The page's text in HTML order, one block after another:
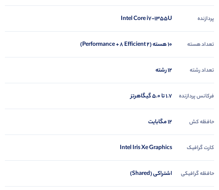
پردازنده Intel Core i7-1355U
تعداد هسته 10 هسته (2 Performance + 8 Efficient)
تعداد رشته 12 رشته
فرکانس پردازنده 1.7 تا 5.0 گیگاهرتز
حافظه کش 12 مگابایت
کارت گرافیک Intel Iris Xe Graphics
حافظه گرافیکی اشتراکی (Shared)